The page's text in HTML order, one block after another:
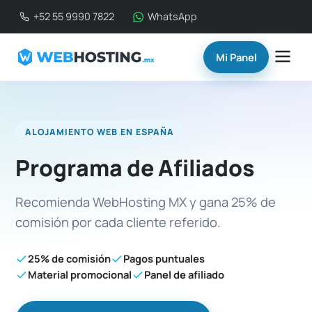
+52 55 9990 7822 WhatsApp
Hosting
Servidores
Dominios
Ayuda
Mi Panel
ALOJAMIENTO WEB EN ESPAÑA
Programa de Afiliados
Recomienda WebHosting MX y gana 25% de
comisión por cada cliente referido.
25% de comisión
Pagos puntuales
Material promocional
Panel de afiliado